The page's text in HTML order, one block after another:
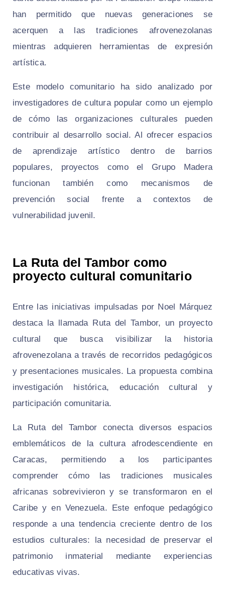
han permitido que nuevas generaciones se
acerquen a las tradiciones afrovenezolanas
mientras adquieren herramientas de expresión
artística.
Este modelo comunitario ha sido analizado por
investigadores de cultura popular como un ejemplo
de cómo las organizaciones culturales pueden
contribuir al desarrollo social. Al ofrecer espacios
de aprendizaje artístico dentro de barrios
populares, proyectos como el Grupo Madera
funcionan también como mecanismos de
prevención social frente a contextos de
vulnerabilidad juvenil.
La Ruta del Tambor como
proyecto cultural comunitario
Entre las iniciativas impulsadas por Noel Márquez
destaca la llamada Ruta del Tambor, un proyecto
cultural que busca visibilizar la historia
afrovenezolana a través de recorridos pedagógicos
y presentaciones musicales. La propuesta combina
investigación histórica, educación cultural y
participación comunitaria.
La Ruta del Tambor conecta diversos espacios
emblemáticos de la cultura afrodescendiente en
Caracas, permitiendo a los participantes
comprender cómo las tradiciones musicales
africanas sobrevivieron y se transformaron en el
Caribe y en Venezuela. Este enfoque pedagógico
responde a una tendencia creciente dentro de los
estudios culturales: la necesidad de preservar el
patrimonio inmaterial mediante experiencias
educativas vivas.